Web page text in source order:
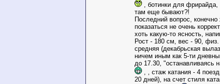
, ботинки для фрирайда,
там еще бывают?!
Последний вопрос,
показаться не очень
хоть какую-то ясность,
Рост - 180 см, вес - 90, физ.
средняя (декабрьская
ничем иным как 5-ти
до 17.30, "останавливаясь
, , стаж катания - 4
20 дней), на счет стиля